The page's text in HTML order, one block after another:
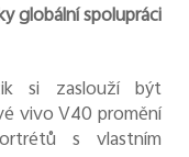
globální spolupráci
si zaslouží být
vivo V40 promění
s vlastním